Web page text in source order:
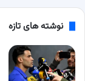
نوشته های تازه